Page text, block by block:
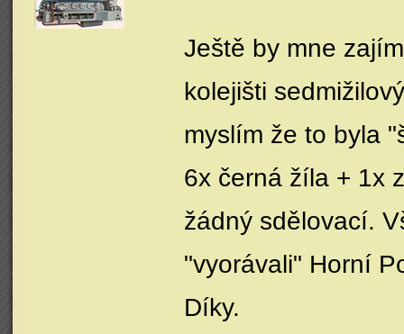
Ještě by mne
kolejišti
myslím že to byla
6x černá žíla + 1x
žádný sdělovací.
"vyorávali" Horní
Díky.